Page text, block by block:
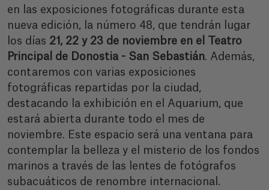
en las exposiciones fotográficas durante esta
nueva edición, la número 48, que tendrán lugar
los días 21, 22 y 23 de noviembre en el Teatro
Principal de Donostia - San Sebastián. Además,
contaremos con varias exposiciones
fotográficas repartidas por la ciudad,
destacando la exhibición en el Aquarium, que
estará abierta durante todo el mes de
noviembre. Este espacio será una ventana para
contemplar la belleza y el misterio de los fondos
marinos a través de las lentes de fotógrafos
subacuáticos de renombre internacional.